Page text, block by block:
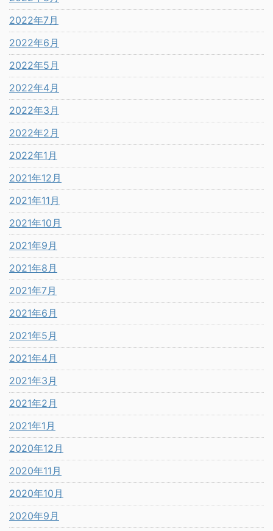
2022年7月
2022年6月
2022年5月
2022年4月
2022年3月
2022年2月
2022年1月
2021年12月
2021年11月
2021年10月
2021年9月
2021年8月
2021年7月
2021年6月
2021年5月
2021年4月
2021年3月
2021年2月
2021年1月
2020年12月
2020年11月
2020年10月
2020年9月